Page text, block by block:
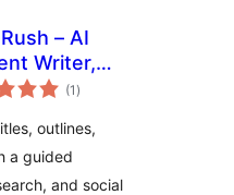
– AI
Writer,
Voice,
Media
(1 مجموعی
درجہ
)
outlines,
a guided
and social